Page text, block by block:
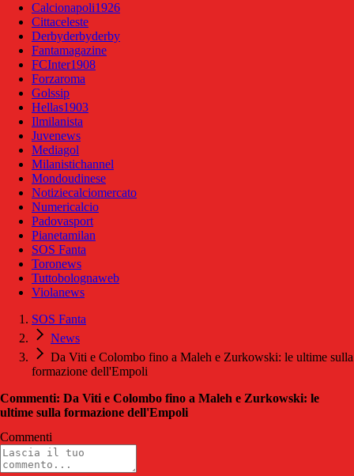
Calcionapoli1926
Cittaceleste
Derbyderbyderby
Fantamagazine
FCInter1908
Forzaroma
Golssip
Hellas1903
Ilmilanista
Juvenews
Mediagol
Milanistichannel
Mondoudinese
Notiziecalciomercato
Numericalcio
Padovasport
Pianetamilan
SOS Fanta
Toronews
Tuttobolognaweb
Violanews
SOS Fanta
News
Da Viti e Colombo fino a Maleh e Zurkowski: le ultime sulla
formazione dell'Empoli
Commenti: Da Viti e Colombo fino a Maleh e Zurkowski: le
ultime sulla formazione dell'Empoli
Commenti